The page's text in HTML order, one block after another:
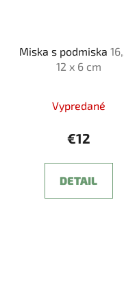
Miska s podmiska
12 x 6 cm
Vypredané
€12
DETAIL